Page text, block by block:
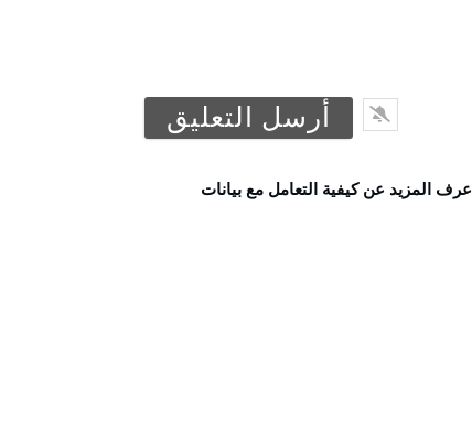
اعرف المزيد عن كيفية التعامل مع بيانات